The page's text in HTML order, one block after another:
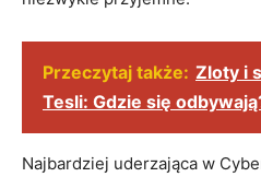
Przeczytaj także: Zloty i
Tesli: Gdzie się
Najbardziej uderzająca w